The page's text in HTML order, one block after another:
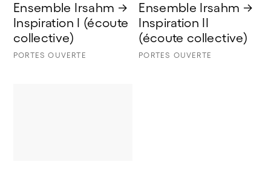
Ensemble Irsahm →
Inspiration I (écoute
collective)
PORTES OUVERTE
Ensemble Irsahm →
Inspiration II
(écoute collective)
PORTES OUVERTE